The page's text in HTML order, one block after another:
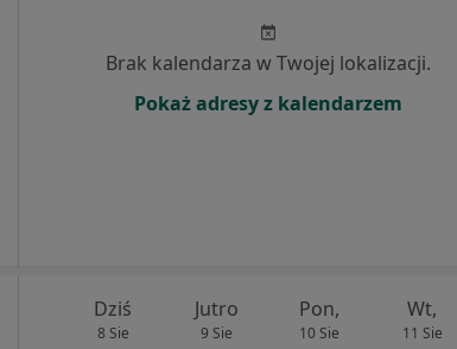
Brak kalendarza w Twojej lokalizacji.
Pokaż adresy z kalendarzem
Dziś
8 Sie
Jutro
9 Sie
Pon,
10 Sie
Wt,
11 Sie